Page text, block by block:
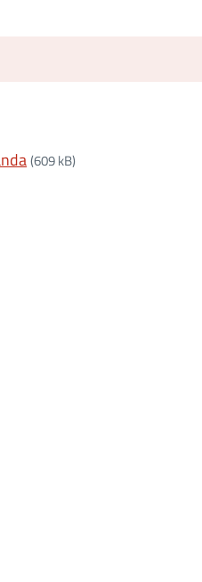
(609 kB)